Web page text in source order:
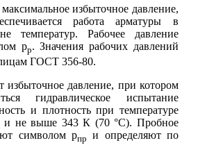
избыточное давление,
работа арматуры в
тем­ператур. Рабочее давление
рр. Значения рабочих давлений
ГОСТ 356-80.
давление, при котором
гидравлическое испытание
и плотность при температуре
не выше 343 К (70 °С). Пробное
символом рпр и определяют по